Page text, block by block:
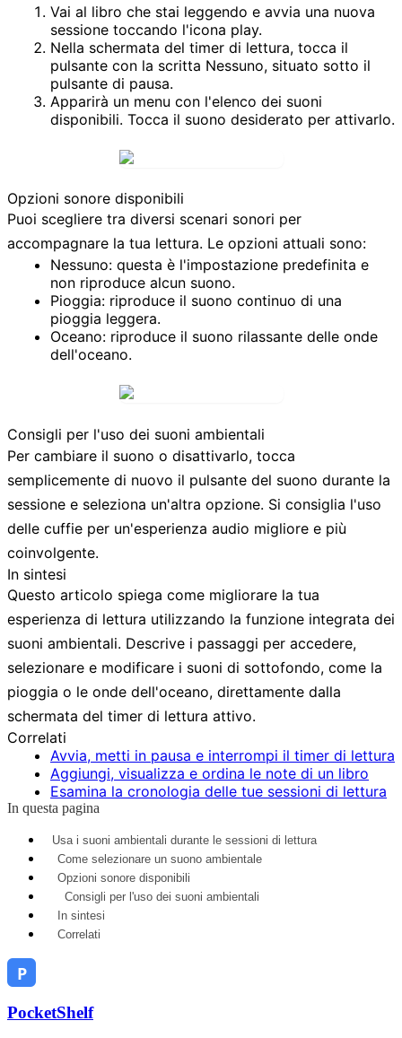
Vai al libro che stai leggendo e avvia una nuova
sessione toccando l'icona play.
Nella schermata del timer di lettura, tocca il
pulsante con la scritta Nessuno, situato sotto il
pulsante di pausa.
Apparirà un menu con l'elenco dei suoni
disponibili. Tocca il suono desiderato per attivarlo.
Opzioni sonore disponibili
Puoi scegliere tra diversi scenari sonori per
accompagnare la tua lettura. Le opzioni attuali sono:
Nessuno: questa è l'impostazione predefinita e
non riproduce alcun suono.
Pioggia: riproduce il suono continuo di una
pioggia leggera.
Oceano: riproduce il suono rilassante delle onde
dell'oceano.
Consigli per l'uso dei suoni ambientali
Per cambiare il suono o disattivarlo, tocca
semplicemente di nuovo il pulsante del suono durante la
sessione e seleziona un'altra opzione. Si consiglia l'uso
delle cuffie per un'esperienza audio migliore e più
coinvolgente.
In sintesi
Questo articolo spiega come migliorare la tua
esperienza di lettura utilizzando la funzione integrata dei
suoni ambientali. Descrive i passaggi per accedere,
selezionare e modificare i suoni di sottofondo, come la
pioggia o le onde dell'oceano, direttamente dalla
schermata del timer di lettura attivo.
Correlati
Avvia, metti in pausa e interrompi il timer di lettura
Aggiungi, visualizza e ordina le note di un libro
Esamina la cronologia delle tue sessioni di lettura
In questa pagina
Usa i suoni ambientali durante le sessioni di lettura
Come selezionare un suono ambientale
Opzioni sonore disponibili
Consigli per l'uso dei suoni ambientali
In sintesi
Correlati
PocketShelf